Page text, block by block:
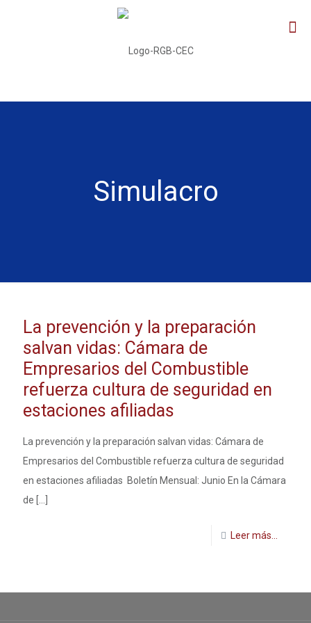
Simulacro
La prevención y la preparación
salvan vidas: Cámara de
Empresarios del Combustible
refuerza cultura de seguridad en
estaciones afiliadas
La prevención y la preparación salvan vidas: Cámara de
Empresarios del Combustible refuerza cultura de seguridad
en estaciones afiliadas Boletín Mensual: Junio En la Cámara
de
Leer más...